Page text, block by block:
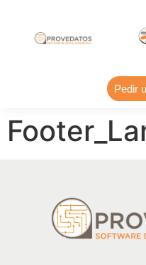
Pedir
En línea